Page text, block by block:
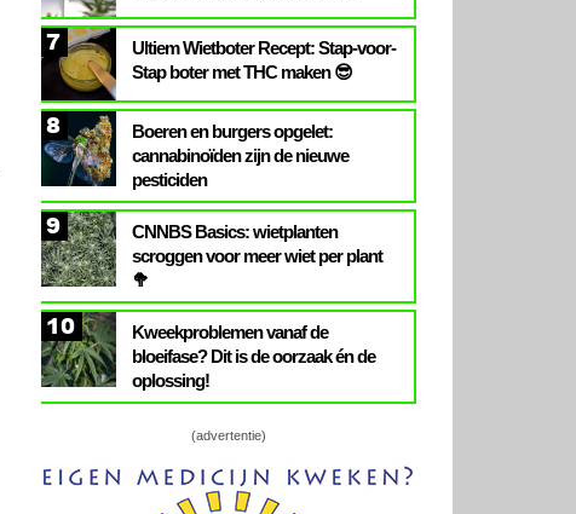
7
Ultiem Wietboter Recept: Stap-voor-
Stap boter met THC maken 😎
8
Boeren en burgers opgelet:
cannabinoïden zijn de nieuwe
pesticiden
9
CNNBS Basics: wietplanten
scroggen voor meer wiet per plant
🥦
10
Kweekproblemen vanaf de
bloeifase? Dit is de oorzaak én de
oplossing!
(advertentie)